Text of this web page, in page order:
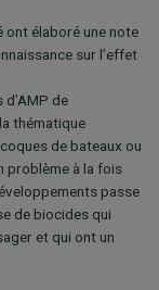
ont élaboré une note
sur l’effet
de
thématique
de bateaux ou
problème à la fois
passe
de biocides qui
et qui ont un